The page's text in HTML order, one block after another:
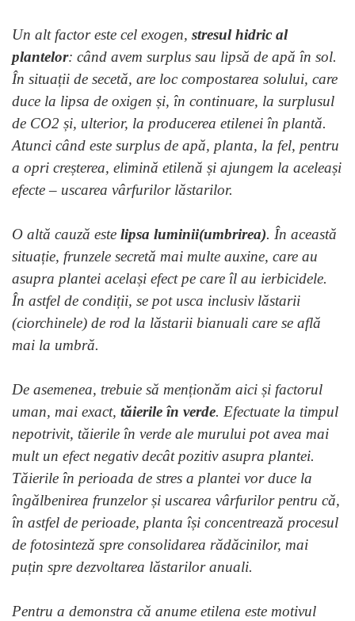
Un alt factor este cel exogen, stresul hidric al
plantelor: când avem surplus sau lipsă de apă în sol.
În situații de secetă, are loc compostarea solului, care
duce la lipsa de oxigen și, în continuare, la surplusul
de CO2 și, ulterior, la producerea etilenei în plantă.
Atunci când este surplus de apă, planta, la fel, pentru
a opri creșterea, elimină etilenă și ajungem la aceleași
efecte – uscarea vârfurilor lăstarilor.
O altă cauză este lipsa luminii(umbrirea). În această
situație, frunzele secretă mai multe auxine, care au
asupra plantei același efect pe care îl au ierbicidele.
În astfel de condiții, se pot usca inclusiv lăstarii
(ciorchinele) de rod la lăstarii bianuali care se află
mai la umbră.
De asemenea, trebuie să menționăm aici și factorul
uman, mai exact, tăierile în verde. Efectuate la timpul
nepotrivit, tăierile în verde ale murului pot avea mai
mult un efect negativ decât pozitiv asupra plantei.
Tăierile în perioada de stres a plantei vor duce la
îngălbenirea frunzelor și uscarea vârfurilor pentru că,
în astfel de perioade, planta își concentrează procesul
de fotosinteză spre consolidarea rădăcinilor, mai
puțin spre dezvoltarea lăstarilor anuali.
Pentru a demonstra că anume etilena este motivul